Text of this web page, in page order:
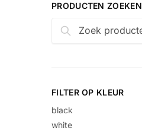
PRODUCTEN ZOEKEN
Zoeken
naar:Zoeken
FILTER OP KLEUR
black
white